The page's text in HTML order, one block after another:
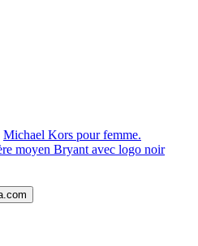
Michael Kors pour femme.
moyen Bryant avec logo noir